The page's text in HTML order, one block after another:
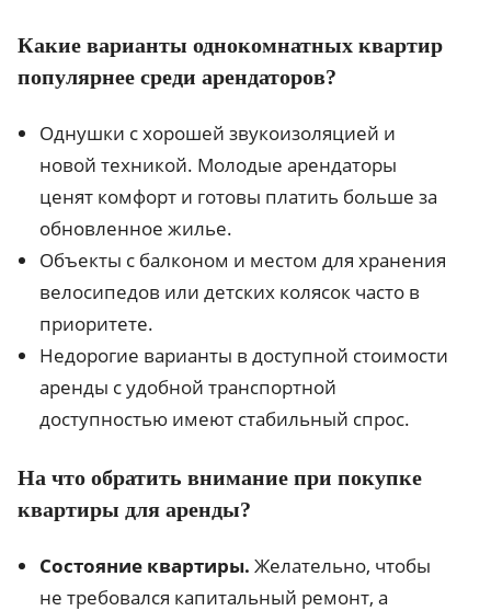
Какие варианты однокомнатных квартир
популярнее среди арендаторов?
Однушки с хорошей звукоизоляцией и
новой техникой. Молодые арендаторы
ценят комфорт и готовы платить больше за
обновленное жилье.
Объекты с балконом и местом для хранения
велосипедов или детских колясок часто в
приоритете.
Недорогие варианты в доступной стоимости
аренды с удобной транспортной
доступностью имеют стабильный спрос.
На что обратить внимание при покупке
квартиры для аренды?
Состояние квартиры. Желательно, чтобы
не требовался капитальный ремонт, а